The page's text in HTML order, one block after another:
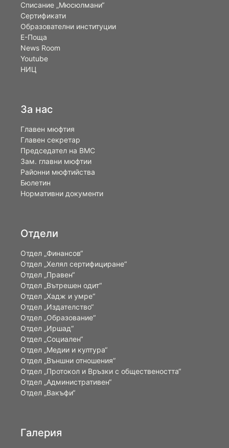
Списание „Мюсюлмани“
Сертификати
Образователни институции
Е-Поща
News Room
Youtube
НИЦ
За нас
Главен мюфтия
Главен секретар
Председател на ВМС
Зам. главни мюфтии
Районни мюфтийства
Бюлетин
Нормативни документи
Отдели
Отдел „Финансов“
Отдел „Хелял сертифициране“
Отдел „Правен“
Отдел „Вътрешен одит“
Отдел „Хадж и умре“
Отдел „Издателство“
Отдел „Образование“
Отдел „Иршад“
Отдел „Социален“
Отдел „Медии и култура“
Отдел „Външни отношения”
Oтдел „Протокол и Връзки с обществеността“
Отдел „Административен“
Отдел „Вакъфи“
Галерия